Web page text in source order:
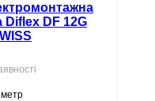
DF 12G
метр